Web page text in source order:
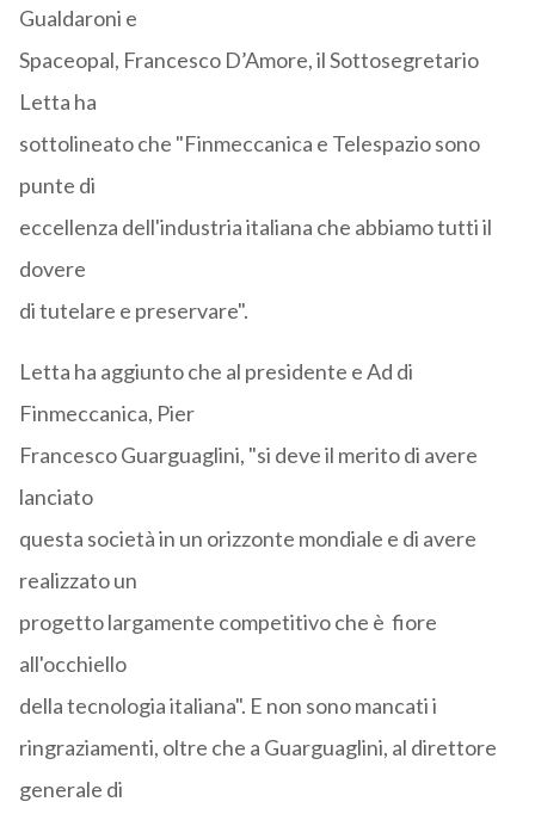
Gualdaroni e
Spaceopal, Francesco D’Amore, il Sottosegretario
Letta ha
sottolineato che "Finmeccanica e Telespazio sono
punte di
eccellenza dell'industria italiana che abbiamo tutti il
dovere
di tutelare e preservare".
Letta ha aggiunto che al presidente e Ad di
Finmeccanica, Pier
Francesco Guarguaglini, "si deve il merito di avere
lanciato
questa società in un orizzonte mondiale e di avere
realizzato un
progetto largamente competitivo che è fiore
all'occhiello
della tecnologia italiana". E non sono mancati i
ringraziamenti, oltre che a Guarguaglini, al direttore
generale di